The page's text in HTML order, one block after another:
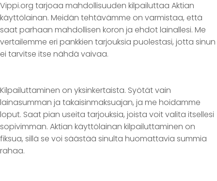
Vippi.org tarjoaa mahdollisuuden kilpailuttaa Aktian
käyttölainan. Meidän tehtävämme on varmistaa, että
saat parhaan mahdollisen koron ja ehdot lainallesi. Me
vertailemme eri pankkien tarjouksia puolestasi, jotta sinun
ei tarvitse itse nähdä vaivaa.
Kilpailuttaminen on yksinkertaista. Syötät vain
lainasumman ja takaisinmaksuajan, ja me hoidamme
loput. Saat pian useita tarjouksia, joista voit valita itsellesi
sopivimman. Aktian käyttölainan kilpailuttaminen on
fiksua, sillä se voi säästää sinulta huomattavia summia
rahaa.